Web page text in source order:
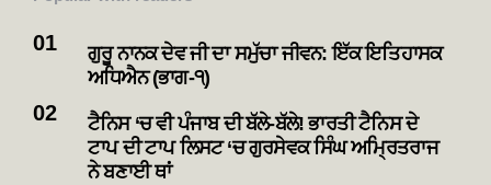
ਗੁਰੂ ਨਾਨਕ ਦੇਵ ਜੀ ਦਾ ਸਮੁੱਚਾ ਜੀਵਨ: ਇੱਕ ਇਤਿਹਾਸਕ
ਅਧਿਐਨ (ਭਾਗ-੧)
ਟੈਨਿਸ ‘ਚ ਵੀ ਪੰਜਾਬ ਦੀ ਬੱਲੇ-ਬੱਲੇ! ਭਾਰਤੀ ਟੈਨਿਸ ਦੇ
ਟਾਪ ਦੀ ਟਾਪ ਲਿਸਟ ‘ਚ ਗੁਰਸੇਵਕ ਸਿੰਘ ਅਮ੍ਰਿਤਰਾਜ
ਨੇ ਬਣਾਈ ਥਾਂ